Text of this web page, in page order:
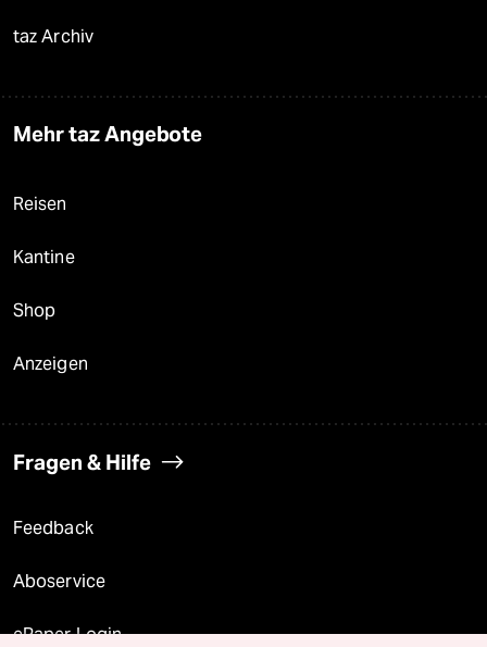
taz Archiv
Mehr taz Angebote
Reisen
Kantine
Shop
Anzeigen
Fragen & Hilfe
Feedback
Aboservice
ePaper Login